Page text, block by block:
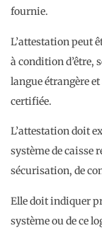
fournie.
L’attestation peut
à condition d’être,
langue étrangère
certifiée.
L’attestation doit
système de caisse
sécurisation, de
Elle doit indiquer
système ou de ce